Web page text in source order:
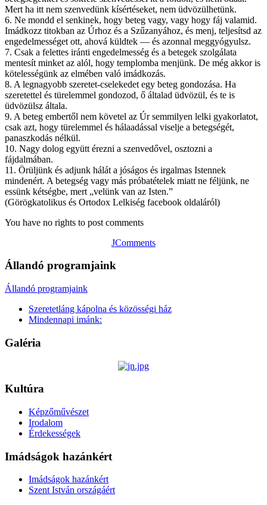
Mert ha itt nem szenvedünk kísértéseket, nem üdvözülhetünk.
6. Ne mondd el senkinek, hogy beteg vagy, vagy hogy fáj valamid.
Imádkozz titokban az Úrhoz és a Szűzanyához, és menj, teljesítsd az
engedelmességet ott, ahová küldtek — és azonnal meggyógyulsz.
7. Csak a felettes iránti engedelmesség és a betegek szolgálata
mentesít minket az alól, hogy templomba menjünk. De még akkor is
kötelességünk az elmében való imádkozás.
8. A legnagyobb szeretet-cselekedet egy beteg gondozása. Ha
szeretettel és türelemmel gondozod, ő általad üdvözül, és te is
üdvözülsz általa.
9. A beteg embertől nem követel az Úr semmilyen lelki gyakorlatot,
csak azt, hogy türelemmel és hálaadással viselje a betegségét,
panaszkodás nélkül.
10. Nagy dolog együtt érezni a szenvedővel, osztozni a
fájdalmában.
11. Örüljünk és adjunk hálát a jóságos és irgalmas Istennek
mindenért. A betegség vagy más próbatételek miatt ne féljünk, ne
essünk kétségbe, mert „velünk van az Isten.”
(Görögkatolikus és Ortodox Lelkiség facebook oldaláról)
You have no rights to post comments
JComments
Állandó programjaink
Állandó programjaink
Szeretetláng kápolna és közösségi ház
Mindennapi imánk:
Galéria
Kultúra
Képzőművészet
Irodalom
Érdekességek
Imádságok hazánkért
Imádságok hazánkért
Szent István országáért